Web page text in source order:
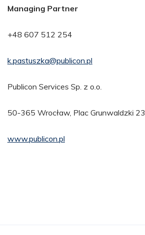
Managing Partner
+48 607 512 254
k.pastuszka@publicon.pl
Publicon Services Sp. z o.o.
50-365 Wrocław, Plac Grunwaldzki 23
www.publicon.pl